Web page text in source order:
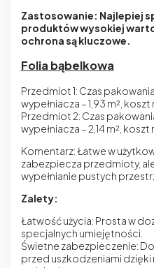
Zastosowanie: Najlepiej
produktów wysokiej
ochrona są kluczowe.
Folia bąbelkowa
Przedmiot 1: Czas
wypełniacza – 1,93 m²,
Przedmiot 2: Czas
wypełniacza – 2,14 m², koszt
Komentarz: Łatwe w
zabezpiecza przedmioty,
wypełnianie pustych
Zalety:
Łatwość użycia: Prosta w
specjalnych umiejętności.
Świetne zabezpieczenie:
przed uszkodzeniami